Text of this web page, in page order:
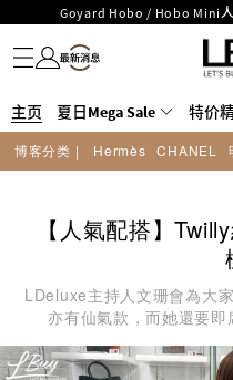
Goyard Hobo / Hobo Mini
LBuy呈献 - Hermès 及
LBuy Nintendo Switch / Nintendo
重要通告：银行转
购物满
LBuy获香港知识产权署
名牌服饰
潮流服饰
童装
护肤美妆
香水香薰
个人护理
母婴护理
游戏及精品玩具
文仪用品
家居生活
电子产品
美食
医药保健
运动与户外用品
主页 夏日Mega Sale 特价
博客分类 | Hermès CHANEL
【人氣配搭】
LDeluxe主持人文珊會為大
亦有仙氣款，而她還要即